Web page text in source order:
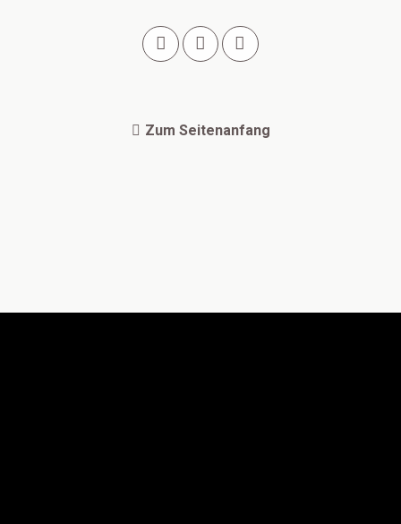
Zum Seitenanfang